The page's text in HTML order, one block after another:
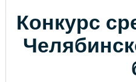
Конкурс